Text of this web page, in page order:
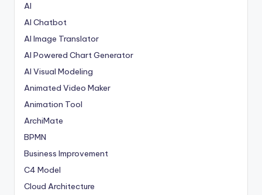
AI
AI Chatbot
AI Image Translator
AI Powered Chart Generator
AI Visual Modeling
Animated Video Maker
Animation Tool
ArchiMate
BPMN
Business Improvement
C4 Model
Cloud Architecture